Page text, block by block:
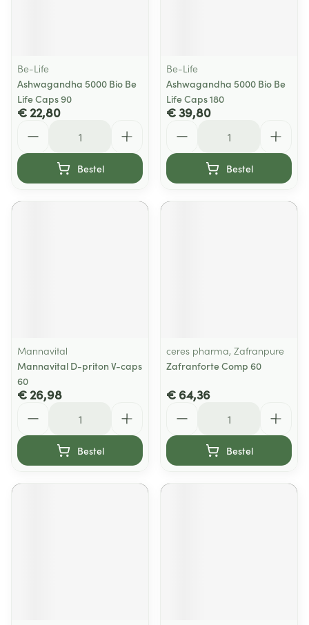
Be-Life
Ashwagandha 5000 Bio Be
Life Caps 90
€ 22,80
Bestel
Be-Life
Ashwagandha 5000 Bio Be
Life Caps 180
€ 39,80
Bestel
Mannavital
Mannavital D-priton V-caps
60
€ 26,98
Bestel
ceres pharma, Zafranpure
Zafranforte Comp 60
€ 64,36
Bestel